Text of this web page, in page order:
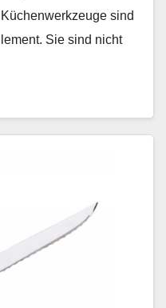
sind
Sie sind nicht